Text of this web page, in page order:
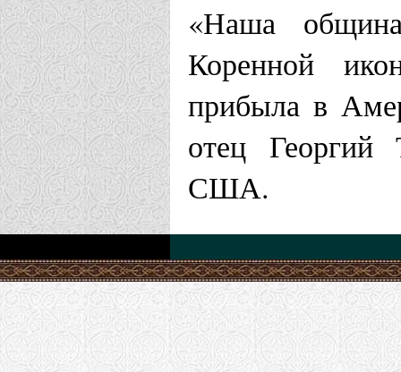
«Наша
Коренной
прибыла в
отец Георгий
США.